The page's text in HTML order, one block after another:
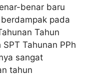
benar baru
pada
Tahun
Tahunan PPh
sangat
tahun